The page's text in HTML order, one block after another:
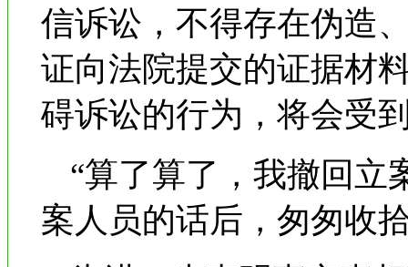
信诉讼，不得存在伪造
证向法院提交的证据材
碍诉讼的行为，将会受
“算了算了，我撤回立
案人员的话后，匆匆收